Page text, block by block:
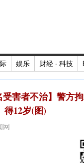
娱乐 财经 · 科技
受害者不治】警方
得12岁(图)
网